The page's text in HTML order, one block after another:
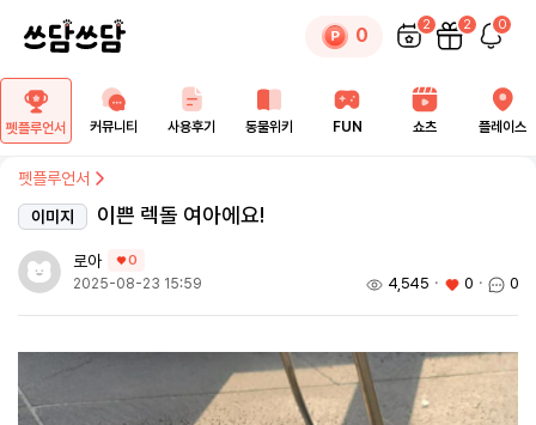
0 2 2 0
펫플루언서 커뮤니티 사용후기 동물위키 FUN 쇼츠 플레이스
펫플루언서
이미지
이쁜 렉돌 여아에요!
로아 0
2025-08-23 15:59 4,545 ㆍ 0 ㆍ 0